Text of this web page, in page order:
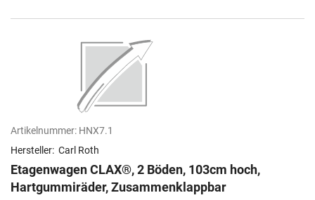
Artikelnummer: HNX7.1
Hersteller: Carl Roth
Etagenwagen CLAX®, 2 Böden, 103cm hoch,
Hartgummiräder, Zusammenklappbar